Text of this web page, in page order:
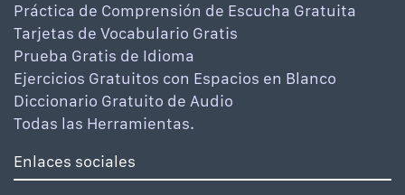
Práctica de Comprensión de Escucha Gratuita
Tarjetas de Vocabulario Gratis
Prueba Gratis de Idioma
Ejercicios Gratuitos con Espacios en Blanco
Diccionario Gratuito de Audio
Todas las Herramientas.
Enlaces sociales